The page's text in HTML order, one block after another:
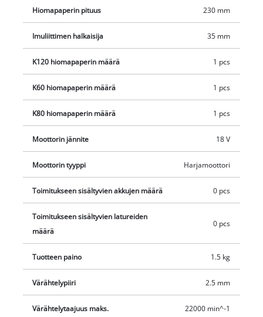
kolme hiomapaperia, joten voit aloittaa projektin heti. Akku ja
laturi (myydään erikseen) eivät sisälly toimitukseen.
Hiomapaperin pituus 230 mm
Imuliittimen halkaisija 35 mm
K120 hiomapaperin määrä 1 pcs
K60 hiomapaperin määrä 1 pcs
K80 hiomapaperin määrä 1 pcs
Moottorin jännite 18 V
Moottorin tyyppi Harjamoottori
Toimitukseen sisältyvien akkujen määrä 0 pcs
Toimitukseen sisältyvien latureiden
määrä
0 pcs
Tuotteen paino 1.5 kg
Värähtelypiiri 2.5 mm
Värähtelytaajuus maks. 22000 min^-1